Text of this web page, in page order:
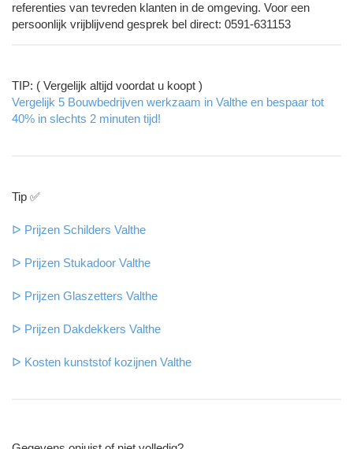
referenties van tevreden klanten in de omgeving. Voor een
persoonlijk vrijblijvend gesprek bel direct: 0591-631153
TIP: ( Vergelijk altijd voordat u koopt )
Vergelijk 5 Bouwbedrijven werkzaam in Valthe en bespaar tot
40% in slechts 2 minuten tijd!
Tip ✅
ᐅ Prijzen Schilders Valthe
ᐅ Prijzen Stukadoor Valthe
ᐅ Prijzen Glaszetters Valthe
ᐅ Prijzen Dakdekkers Valthe
ᐅ Kosten kunststof kozijnen Valthe